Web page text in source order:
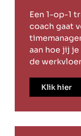
Een 1-op-1
coach gaat
aan hoe jij
de
Klik hier